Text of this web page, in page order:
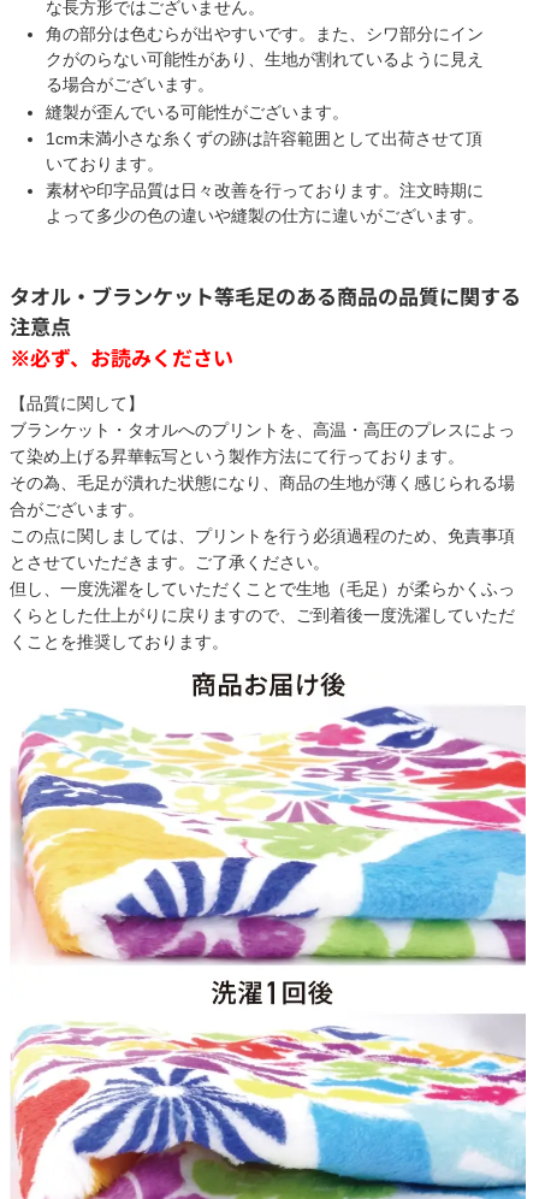
な長方形ではございません。
角の部分は色むらが出やすいです。また、シワ部分にイン
クがのらない可能性があり、生地が割れているように見え
る場合がございます。
縫製が歪んでいる可能性がございます。
1cm未満小さな糸くずの跡は許容範囲として出荷させて頂
いております。
素材や印字品質は日々改善を行っております。注文時期に
よって多少の色の違いや縫製の仕方に違いがございます。
タオル・ブランケット等毛足のある商品の品質に関する
注意点
※必ず、お読みください
【品質に関して】
ブランケット・タオルへのプリントを、高温・高圧のプレスによっ
て染め上げる昇華転写という製作方法にて行っております。
その為、毛足が潰れた状態になり、商品の生地が薄く感じられる場
合がございます。
この点に関しましては、プリントを行う必須過程のため、免責事項
とさせていただきます。ご了承ください。
但し、一度洗濯をしていただくことで生地（毛足）が柔らかくふっ
くらとした仕上がりに戻りますので、ご到着後一度洗濯していただ
くことを推奨しております。